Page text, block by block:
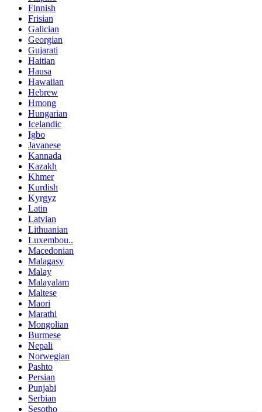
Finnish
Frisian
Galician
Georgian
Gujarati
Haitian
Hausa
Hawaiian
Hebrew
Hmong
Hungarian
Icelandic
Igbo
Javanese
Kannada
Kazakh
Khmer
Kurdish
Kyrgyz
Latin
Latvian
Lithuanian
Luxembou..
Macedonian
Malagasy
Malay
Malayalam
Maltese
Maori
Marathi
Mongolian
Burmese
Nepali
Norwegian
Pashto
Persian
Punjabi
Serbian
Sesotho